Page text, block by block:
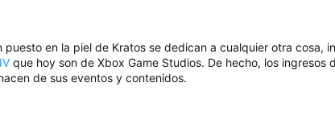
en la piel de Kratos se dedican a cualquier otra cosa,
que hoy son de Xbox Game Studios. De hecho, los ingresos
de sus eventos y contenidos.